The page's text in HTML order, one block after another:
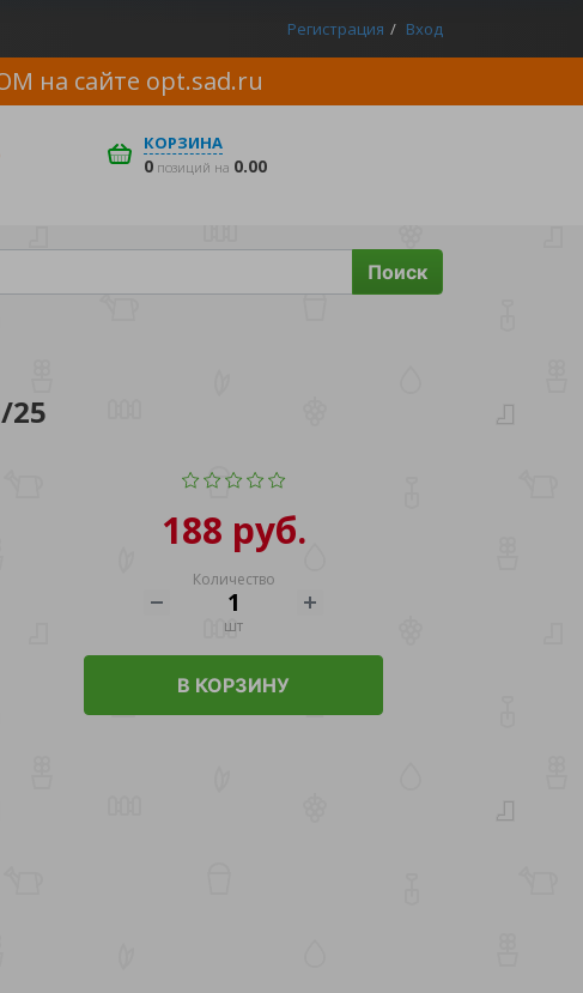
Регистрация Вход
на сайте opt.sad.ru
КОРЗИНА
0 позиций на 0.00
Поиск
25
188 руб.
Количество
шт
В КОРЗИНУ